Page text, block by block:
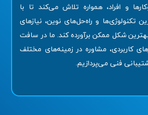
و افراد، همواره تلاش می‌کند تا با
تکنولوژی‌ها و راه‌حل‌های نوین، نیازهای
شکل ممکن برآورده کند. ما در سافت
کاربردی، مشاوره در زمینه‌های مختلف
فنی می‌پردازیم.